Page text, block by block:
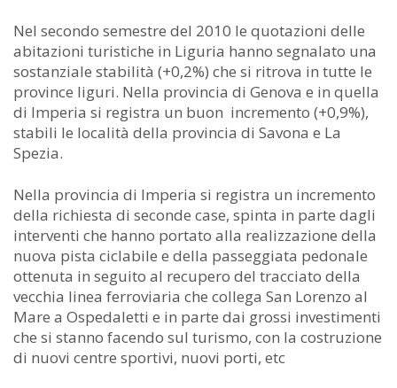
Nel secondo semestre del 2010 le quotazioni delle
abitazioni turistiche in Liguria hanno segnalato una
sostanziale stabilità (+0,2%) che si ritrova in tutte le
province liguri. Nella provincia di Genova e in quella
di Imperia si registra un buon incremento (+0,9%),
stabili le località della provincia di Savona e La
Spezia.
Nella provincia di Imperia si registra un incremento
della richiesta di seconde case, spinta in parte dagli
interventi che hanno portato alla realizzazione della
nuova pista ciclabile e della passeggiata pedonale
ottenuta in seguito al recupero del tracciato della
vecchia linea ferroviaria che collega San Lorenzo al
Mare a Ospedaletti e in parte dai grossi investimenti
che si stanno facendo sul turismo, con la costruzione
di nuovi centre sportivi, nuovi porti, etc